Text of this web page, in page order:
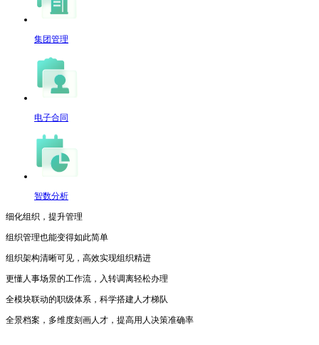
集团管理
电子合同
智数分析
细化组织，提升管理
组织管理也能变得如此简单
组织架构清晰可见，高效实现组织精进
更懂人事场景的工作流，入转调离轻松办理
全模块联动的职级体系，科学搭建人才梯队
全景档案，多维度刻画人才，提高用人决策准确率